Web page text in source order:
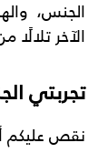
الجنس،
الآخر تلالًا
تجربتي
نقص عليكم